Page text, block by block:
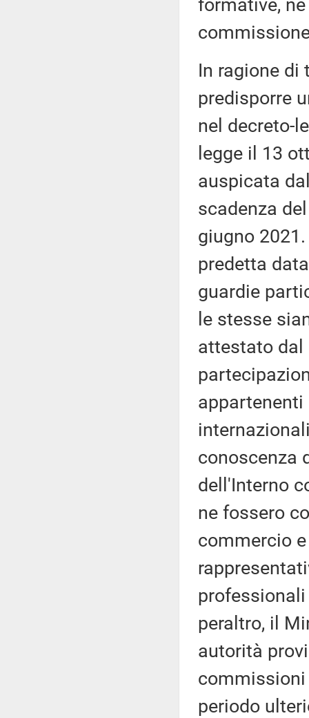
formative,
In ragione di
predisporre
nel decreto-
legge il 13
auspicata
scadenza
giugno
predetta
guardie
le stesse
attestato dal
appartenenti
conoscenza
dell'Interno
ne fossero
commercio
peraltro, il
autorità
periodo